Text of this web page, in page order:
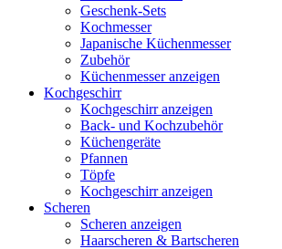
Geschenk-Sets
Kochmesser
Japanische Küchenmesser
Zubehör
Küchenmesser anzeigen
Kochgeschirr
Kochgeschirr anzeigen
Back- und Kochzubehör
Küchengeräte
Pfannen
Töpfe
Kochgeschirr anzeigen
Scheren
Scheren anzeigen
Haarscheren & Bartscheren